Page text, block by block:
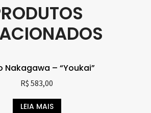
Nakagawa – “Youkai”
R$ 583,00
LEIA MAIS